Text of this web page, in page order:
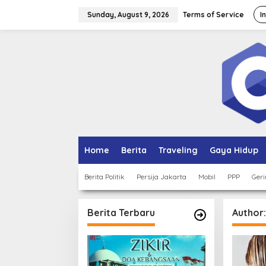
Sunday, August 9, 2026 Terms of Service
Home Berita Traveling Gaya Hidup
Berita Politik Persija Jakarta Mobil PPP
Berita Terbaru Author: